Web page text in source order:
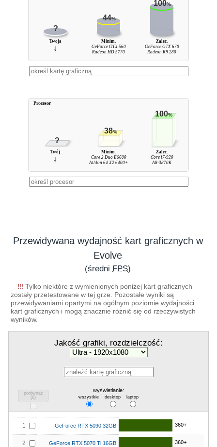
?
44%
100%
Twoja
↓
Minim.
GeForce GTX 560
Radeon HD 5770
Zalec.
GeForce GTX 670
Radeon R9 280
?
38%
100%
Twój
↓
Minim.
Core 2 Duo E6600
Athlon 64 X2 6400+
Zalec.
Core i7-920
A8-3870K
Procesor
Przewidywana wydajność kart graficznych w
Evolve
(średni FPS)
!!! Tylko niektóre z wymienionych poniżej kart graficznych
zostały przetestowane w tej grze. Pozostałe wyniki są
przewidywaniami opartymi na ogólnym poziomie wydajności
kart graficznych i mogą znacznie różnić się od rzeczywistych
wyników.
Jakość grafiki, rozdzielczość:
porównać
(0)
wyświetlanie:
wszystkie desktop laptop
1 GeForce RTX 5090 32GB 360+
2 GeForce RTX 5070 Ti 16GB 360+